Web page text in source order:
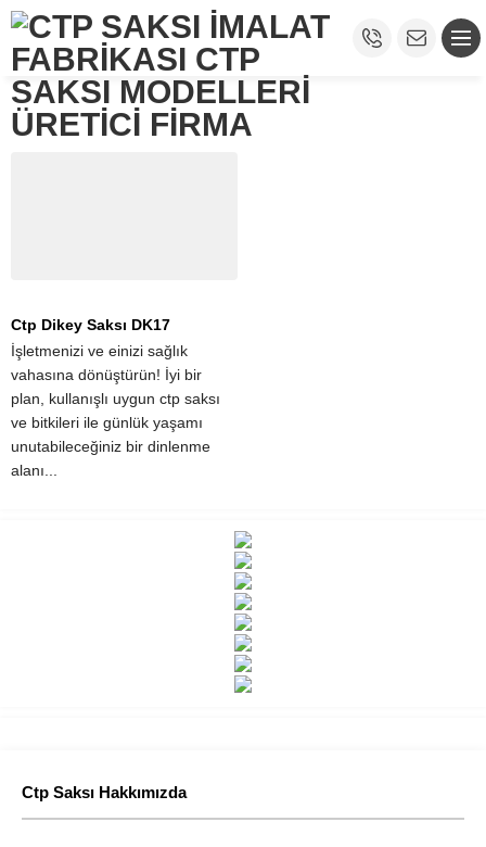
Ctp Dikey Saksı DK17
İşletmenizi ve einizi sağlık
vahasına dönüştürün! İyi bir
plan, kullanışlı uygun ctp saksı
ve bitkileri ile günlük yaşamı
unutabileceğiniz bir dinlenme
alanı...
Ctp Saksı Hakkımızda